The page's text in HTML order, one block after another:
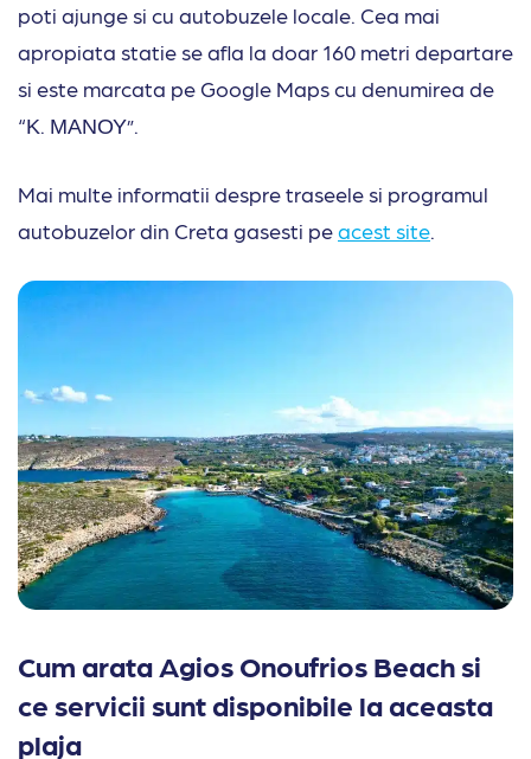
poti ajunge si cu autobuzele locale. Cea mai
apropiata statie se afla la doar 160 metri departare
si este marcata pe Google Maps cu denumirea de
“Κ. ΜΑΝΟΥ”.
Mai multe informatii despre traseele si programul
autobuzelor din Creta gasesti peacest site
Cum arata Agios Onoufrios Beach si
ce servicii sunt disponibile la aceasta
plaja